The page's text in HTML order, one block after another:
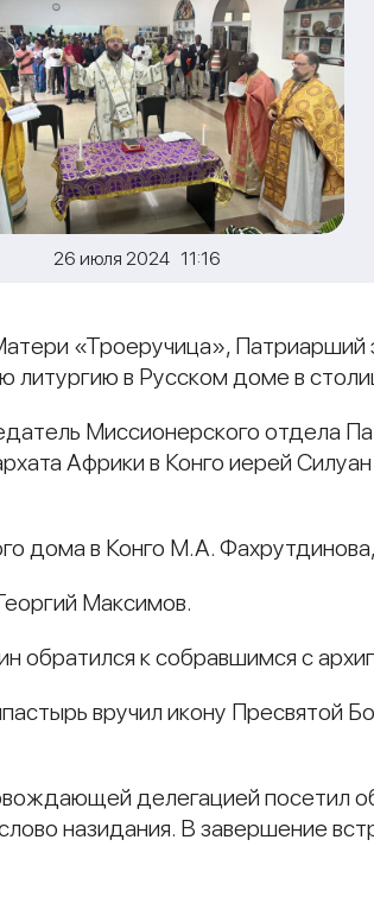
26 июля 2024 11:16
«Троеручица», Патриарший
в Русском доме в
Миссионерского отдела
Африки в Конго иерей
дома в Конго М.А.
Максимов.
обратился к собравшимся с
вручил икону Пресвятой
делегацией посетил
назидания. В завершение